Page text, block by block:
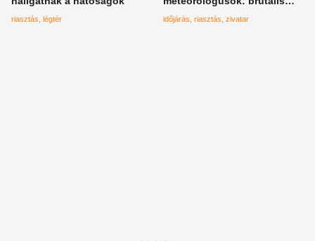
riasztás légtér
viharok csapnak le ma
időjárás riasztás zivatar